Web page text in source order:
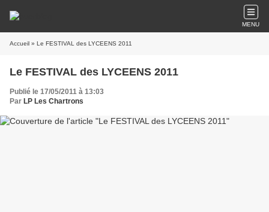
MENU
Accueil » Le FESTIVAL des LYCEENS 2011
Le FESTIVAL des LYCEENS 2011
Publié le 17/05/2011 à 13:03
Par LP Les Chartrons